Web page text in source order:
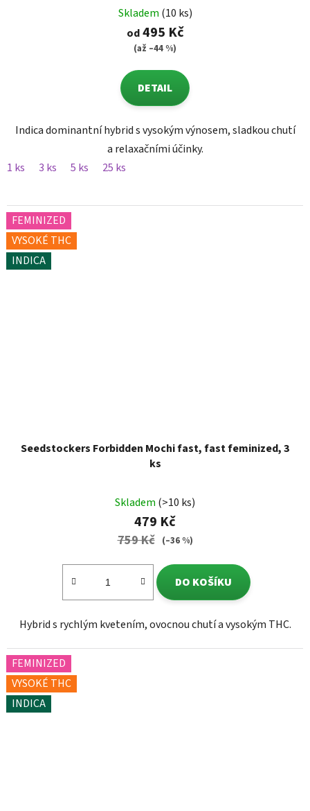
Skladem (10 ks)
od495 Kč
(až –44 %)
DETAIL
Indica dominantní hybrid s vysokým výnosem, sladkou chutí
a relaxačními účinky.
1 ks
3 ks 5 ks 25 ks
FEMINIZED
VYSOKÉ THC
INDICA
Seedstockers Forbidden Mochi fast, fast feminized, 3
ks
Skladem (>10 ks)
479 Kč
759 Kč (–36 %)
DO KOŠÍKU
Hybrid s rychlým kvetením, ovocnou chutí a vysokým THC.
FEMINIZED
VYSOKÉ THC
INDICA